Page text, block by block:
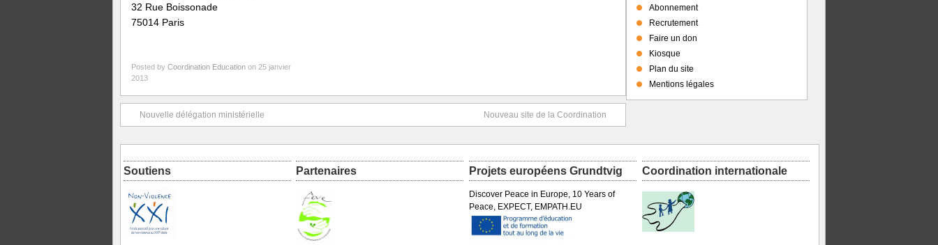
32 Rue Boissonade
75014 Paris
Posted by Coordination Education on 25 janvier
2013
Nouvelle délégation ministérielle Nouveau site de la Coordination
Abonnement
Recrutement
Faire un don
Kiosque
Plan du site
Mentions légales
Soutiens Partenaires Projets européens Grundtvig
Discover Peace in Europe, 10 Years of
Peace, EXPECT, EMPATH.EU
Coordination internationale